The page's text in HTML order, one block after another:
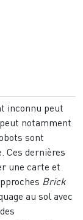
inconnu peut
notamment
sont
Ces dernières
une carte et
Brick
au sol avec